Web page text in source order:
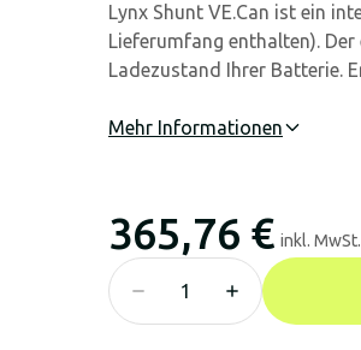
Lynx Shunt VE.Can ist ein
Lieferumfang enthalten).
Ladezustand Ihrer Batterie.
Mehr Informationen
365,76 € inkl. MwSt.